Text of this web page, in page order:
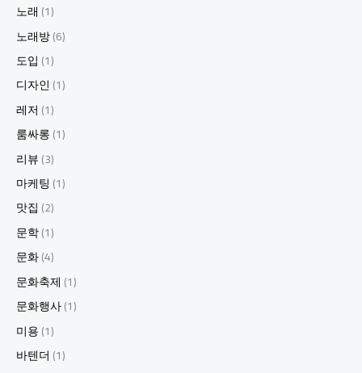
노래 (1)
노래방(6)
도입 (1)
디자인(1)
레저 (1)
룸싸롱(1)
리뷰(3)
마케팅 (1)
맛집 (2)
문학(1)
문화(4)
문화축제 (1)
문화행사(1)
미용(1)
바텐더 (1)